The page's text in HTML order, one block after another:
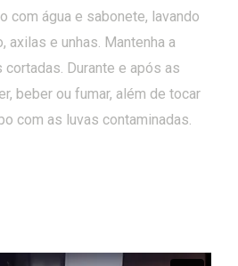
com água e sabonete, lavando
axilas e unhas. Mantenha a
Durante e após as
beber ou fumar, além de tocar
com as luvas contaminadas.